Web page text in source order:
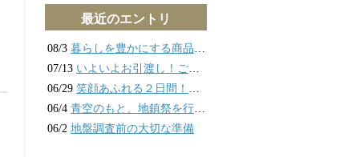
最近のエントリ
08/3 暮らしを豊かにする商品の力
07/13 いよいよお引渡し！ご家族の想いが詰まった引き渡し式の様子
06/29 笑顔あふれる２日間！お施主様の想いが詰まった素敵なお家が完成しました
06/4 青空のもと、地鎮祭を行いました
06/2 地盤調査前の大切な準備